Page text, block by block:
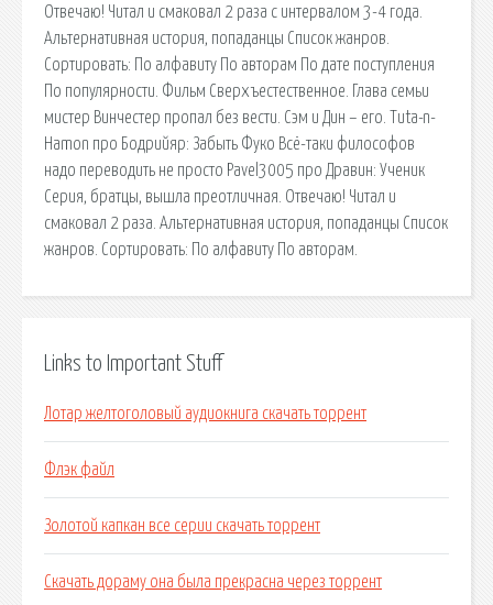
Отвечаю! Читал и смаковал 2 раза с интервалом 3-4 года.
Альтернативная история, попаданцы Список жанров.
Сортировать: По алфавиту По авторам По дате поступления
По популярности. Фильм Сверхъестественное. Глава семьи
мистер Винчестер пропал без вести. Сэм и Дин – его. Tuta-n-
Hamon про Бодрийяр: Забыть Фуко Всё-таки философов
надо переводить не просто Pavel3005 про Дравин: Ученик
Серия, братцы, вышла преотличная. Отвечаю! Читал и
смаковал 2 раза. Альтернативная история, попаданцы Список
жанров. Сортировать: По алфавиту По авторам.
Links to Important Stuff
Лотар желтоголовый аудиокнига скачать торрент
Флэк файл
Золотой капкан все серии скачать торрент
Скачать дораму она была прекрасна через торрент